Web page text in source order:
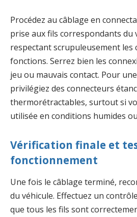
Procédez au câblage en
prise aux fils correspondants du
respectant scrupuleusement les
fonctions. Serrez bien les
jeu ou mauvais contact. Pour
privilégiez des connecteurs
thermorétractables, surtout si
utilisée en conditions humides
Vérification finale et
fonctionnement
Une fois le câblage terminé,
du véhicule. Effectuez un
que tous les fils sont